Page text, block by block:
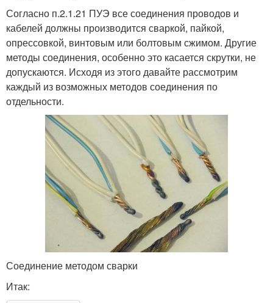
Согласно п.2.1.21 ПУЭ все соединения проводов и
кабелей должны производится сваркой, пайкой,
опрессовкой, винтовым или болтовым сжимом. Другие
методы соединения, особенно это касается скрутки, не
допускаются. Исходя из этого давайте рассмотрим
каждый из возможных методов соединения по
отдельности.
Соединение методом сварки
Итак: